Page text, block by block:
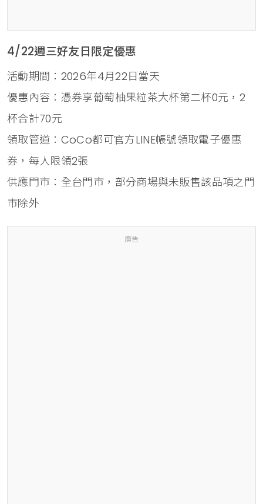
4/22週三好友日限定優惠
活動期間：2026年4月22日當天
優惠內容：憑券享葡萄柚果粒茶大杯第二杯0元，2
杯合計70元
領取管道：CoCo都可官方LINE帳號領取電子優惠
券，每人限領2張
供應門市：全台門市，部分商場與未販售該品項之門
市除外
廣告